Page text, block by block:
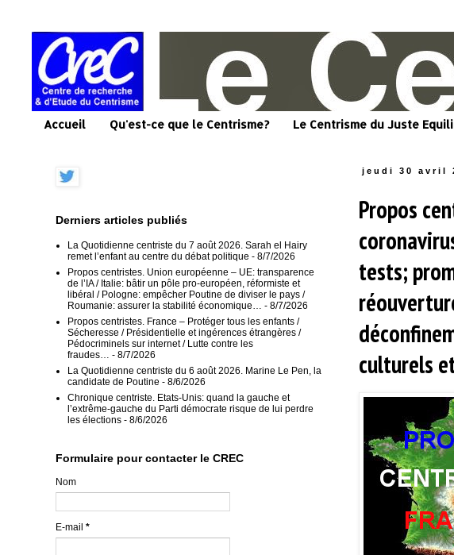
Accueil Qu'est-ce que le Centrisme? Le Centrisme du Juste
jeudi 30 avril
Propos
tests;
culturels
Derniers articles publiés
La Quotidienne centriste du 7 août 2026. Sarah el Hairy
remet l’enfant au centre du débat politique - 8/7/2026
Propos centristes. Union européenne – UE: transparence
de l’IA / Italie: bâtir un pôle pro-européen, réformiste et
libéral / Pologne: empêcher Poutine de diviser le pays /
Roumanie: assurer la stabilité économique…
- 8/7/2026
Propos centristes. France – Protéger tous les enfants /
Sécheresse / Présidentielle et ingérences étrangères /
Pédocriminels sur internet / Lutte contre les
fraudes…
- 8/7/2026
La Quotidienne centriste du 6 août 2026. Marine Le Pen, la
candidate de Poutine - 8/6/2026
Chronique centriste. Etats-Unis: quand la gauche et
l’extrême-gauche du Parti démocrate risque de lui perdre
les élections - 8/6/2026
Formulaire pour contacter le CREC
Nom
E-mail *